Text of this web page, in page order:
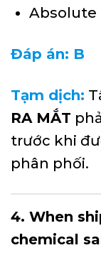
Absolute
Đáp án: B
Tạm dịch:
RA MẮT
trước khi
phân phối.
4. When
chemical